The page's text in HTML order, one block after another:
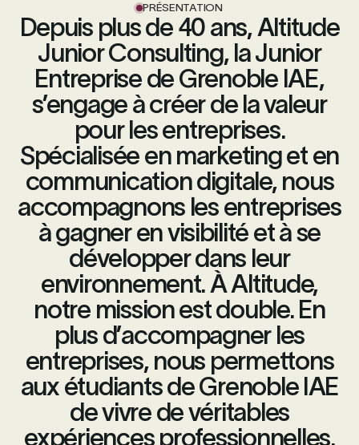
PRÉSENTATION
Depuis plus de 40 ans, Altitude
Junior Consulting, la Junior
Entreprise de Grenoble IAE,
s’engage à créer de la valeur
pour les entreprises.
Spécialisée en marketing et en
communication digitale, nous
accompagnons les entreprises
à gagner en visibilité et à se
développer dans leur
environnement. À Altitude,
notre mission est double. En
plus d’accompagner les
entreprises, nous permettons
aux étudiants de Grenoble IAE
de vivre de véritables
expériences professionnelles.